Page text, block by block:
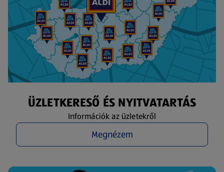
ÜZLETKERESŐ ÉS NYITVATARTÁS
Információk az üzletekről
Megnézem